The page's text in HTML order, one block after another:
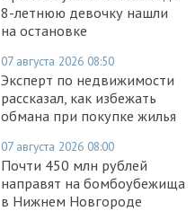
8-летнюю девочку нашли
на остановке
07 августа 2026 08:50
Эксперт по недвижимости
рассказал, как избежать
обмана при покупке жилья
07 августа 2026 08:00
Почти 450 млн рублей
направят на бомбоубежища
в Нижнем Новгороде